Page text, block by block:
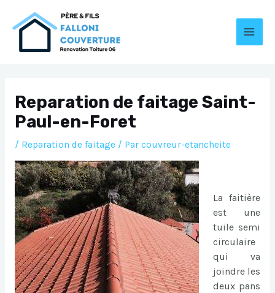
Reparation de faitage Saint-
Paul-en-Foret
/ Reparation de faitage/ Par couvreur-etancheite
La faitière
est une
tuile semi
circulaire
qui va
joindre les
deux pans